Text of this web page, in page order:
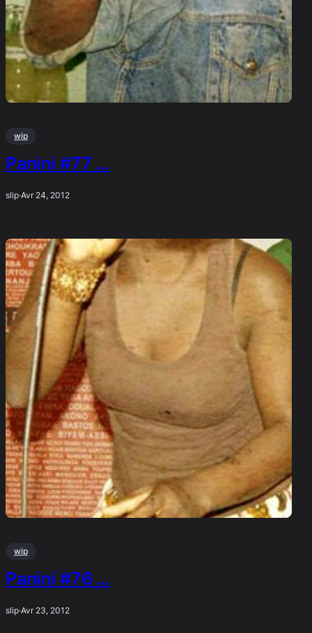
wip
Panini #77 …
slip·Avr 24, 2012
wip
Panini #76 …
slip·Avr 23, 2012